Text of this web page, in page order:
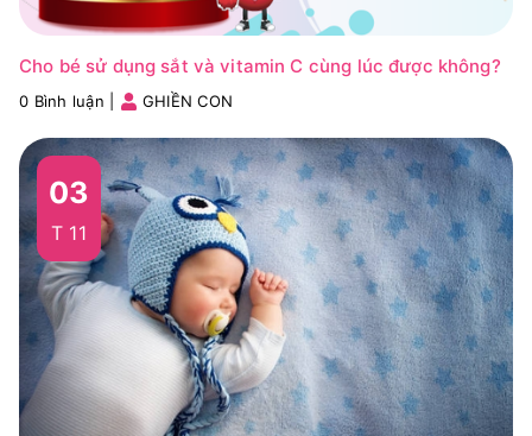
Cho bé sử dụng sắt và vitamin C cùng lúc được không?
0 Bình luận GHIỀN CON
03
T 11